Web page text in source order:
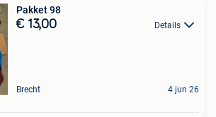
Pakket 98
€ 13,00 Details
Brecht 4 jun 26